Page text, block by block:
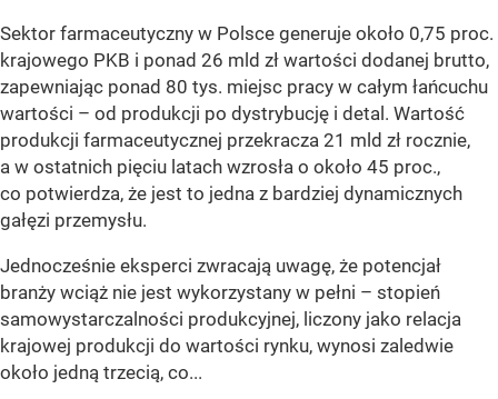
Sektor farmaceutyczny w Polsce generuje około 0,75 proc.
krajowego PKB i ponad 26 mld zł wartości dodanej brutto,
zapewniając ponad 80 tys. miejsc pracy w całym łańcuchu
wartości – od produkcji po dystrybucję i detal. Wartość
produkcji farmaceutycznej przekracza 21 mld zł rocznie,
a w ostatnich pięciu latach wzrosła o około 45 proc.,
co potwierdza, że jest to jedna z bardziej dynamicznych
gałęzi przemysłu.
Jednocześnie eksperci zwracają uwagę, że potencjał
branży wciąż nie jest wykorzystany w pełni – stopień
samowystarczalności produkcyjnej, liczony jako relacja
krajowej produkcji do wartości rynku, wynosi zaledwie
około jedną trzecią, co...